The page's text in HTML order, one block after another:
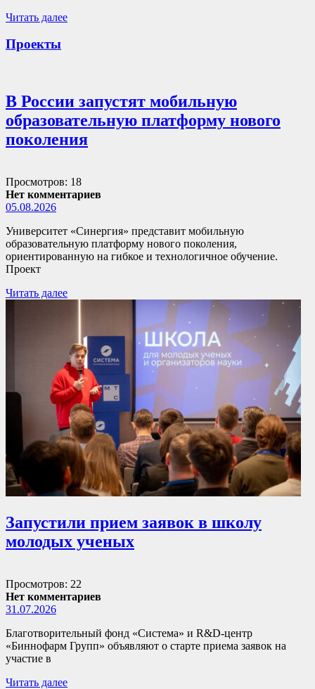
Читать далее
Проекты
В России запустят мобильную
образовательную платформу нового
поколения
Просмотров: 18
Нет комментариев
05.08.2026
Университет «Синергия» представит мобильную
образовательную платформу нового поколения,
ориентированную на гибкое и технологичное обучение.
Проект
Читать далее
Запустили прием заявок в школу
молодых ученых
Просмотров: 22
Нет комментариев
31.07.2026
Благотворительный фонд «Система» и R&D-центр
«Биннофарм Групп» объявляют о старте приема заявок на
участие в
Читать далее